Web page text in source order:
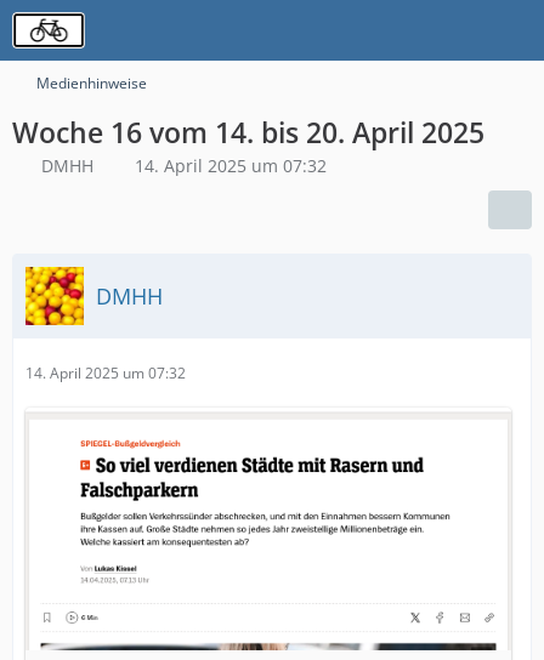
Medienhinweise
Woche 16 vom 14. bis 20. April 2025
DMHH 14. April 2025 um 07:32
DMHH
14. April 2025 um 07:32